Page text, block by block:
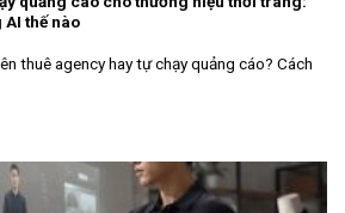
thế nào
thuê agency hay tự chạy quảng cáo? Cách